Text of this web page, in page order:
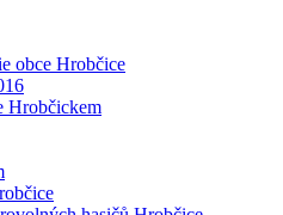
obce Hrobčice
Hrobčickem